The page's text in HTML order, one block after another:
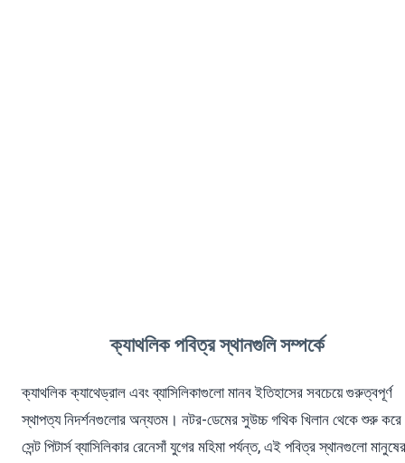
ক্যাথলিক পবিত্র স্থানগুলি সম্পর্কে
ক্যাথলিক ক্যাথেড্রাল এবং ব্যাসিলিকাগুলো মানব ইতিহাসের সবচেয়ে গুরুত্বপূর্ণ
স্থাপত্য নিদর্শনগুলোর অন্যতম। নটর-ডেমের সুউচ্চ গথিক খিলান থেকে শুরু করে
সেন্ট পিটার্স ব্যাসিলিকার রেনেসাঁ যুগের মহিমা পর্যন্ত, এই পবিত্র স্থানগুলো মানুষের